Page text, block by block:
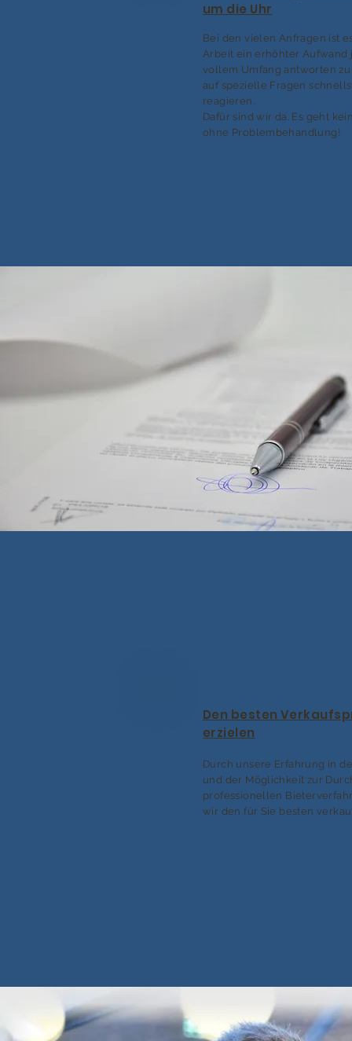
um die Uhr
Bei den vielen Anfragen ist
Arbeit ein erhöhter Aufwand
vollem Umfang antworten
auf spezielle Fragen
reagieren.
Dafür sind wir da. Es geht
ohne Problembehandlung!
Den besten
erzielen
Durch unsere Erfahrung in
und der Möglichkeit zur
professionellen
wir den für Sie besten